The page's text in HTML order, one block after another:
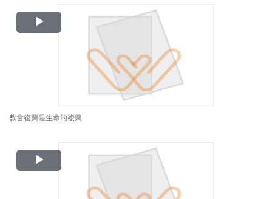
Play
Video
教會復興是生命的複興
Play
Video